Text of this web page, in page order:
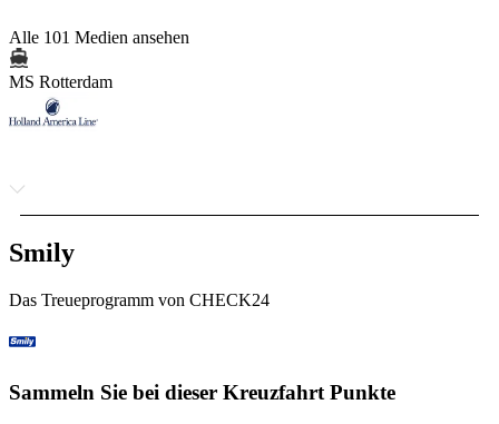
Alle 101 Medien ansehen
MS Rotterdam
Smily
Das Treueprogramm von CHECK24
Sammeln Sie bei dieser Kreuzfahrt Punkte